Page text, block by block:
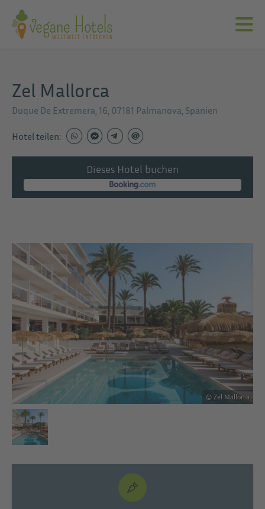
Zel Mallorca
Duque De Extremera, 16, 07181 Palmanova, Spanien
Hotel teilen:
Dieses Hotel buchen
© Zel Mallorca